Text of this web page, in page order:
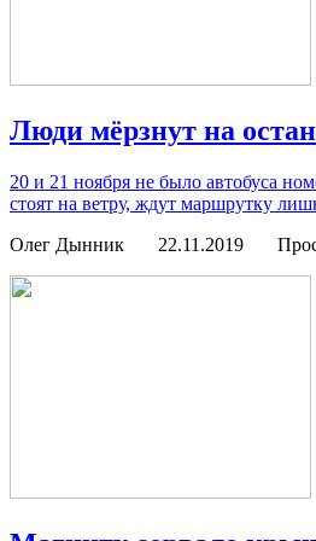
Люди мёрзнут на
20 и 21 ноября не было автобуса
стоят на ветру, ждут маршрутку
Олег Дынник
22.11.2019